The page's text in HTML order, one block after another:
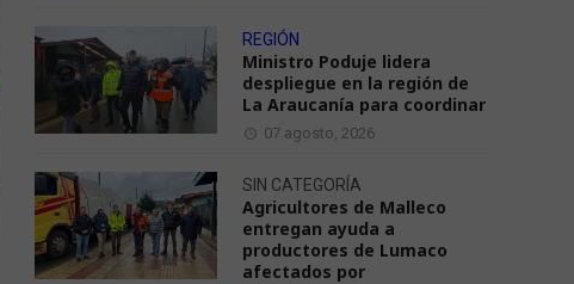
REGIÓN
Ministro Poduje lidera
despliegue en la región de
La Araucanía para coordinar
07 agosto, 2026
SIN CATEGORÍA
Agricultores de Malleco
entregan ayuda a
productores de Lumaco
afectados por